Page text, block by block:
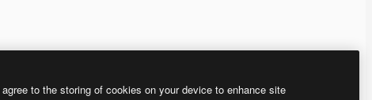
to the storing of cookies on your device to enhance site